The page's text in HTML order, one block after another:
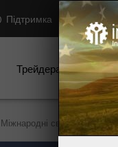
Підтримка
Трейдерам
Міжнародні свята